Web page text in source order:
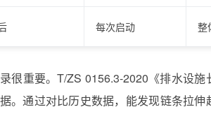
每次启动 整
很重要。T/ZS 0156.3‑2020《排水设
。通过对比历史数据，能发现链条拉